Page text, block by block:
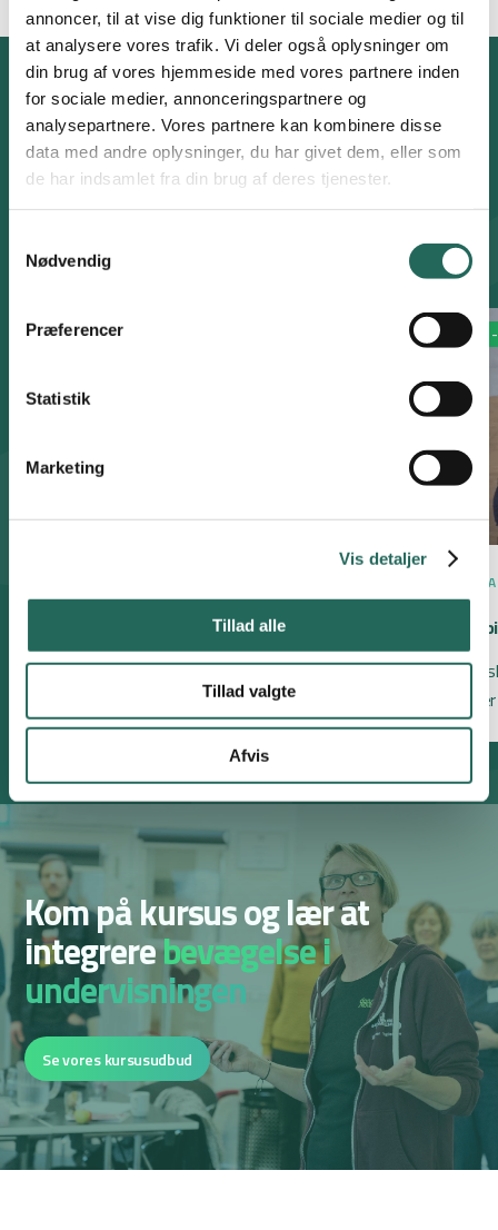
annoncer, til at vise dig funktioner til sociale medier og til
at analysere vores trafik. Vi deler også oplysninger om
din brug af vores hjemmeside med vores partnere inden
for sociale medier, annonceringspartnere og
analysepartnere. Vores partnere kan kombinere disse
data med andre oplysninger, du har givet dem, eller som
de har indsamlet fra din brug af deres tjenester.
Nødvendig
Præferencer
Statistik
Marketing
Vis detaljer
Tillad alle
Tillad valgte
Afvis
BEVÆG UDSKOLINGEN
Fem aktive øvelser
til udskolingen
Aktivitetsdatabasen
6. - 7. 8. - 9.
I hold skal de finde lande og placere dem i
kronologisk rækkefølge på sjippetovet.
6. - 7.
Eleverne
Kom på kursusog lær at
integrerebevægelse i
undervisningen
Se vores kursusudbud